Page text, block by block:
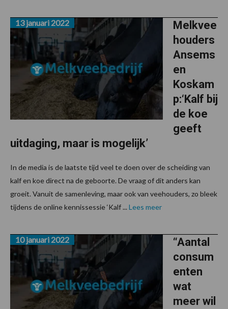
Melkvee
houders
Ansems
en
Koskam
p:‘Kalf bij
de koe
geeft
uitdaging, maar is mogelijk’
13 januari 2022
In de media is de laatste tijd veel te doen over de scheiding van
kalf en koe direct na de geboorte. De vraag of dit anders kan
groeit. Vanuit de samenleving, maar ook van veehouders, zo bleek
tijdens de online kennissessie ‘Kalf ... Lees meer
“Aantal
consum
enten
wat
meer wil
10 januari 2022